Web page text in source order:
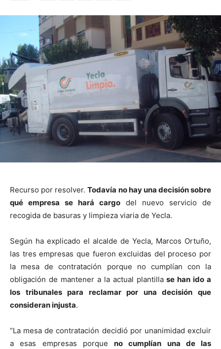
Recurso por resolver.Todavía no hay una decisión sobre
qué empresa se hará cargo del nuevo servicio de
recogida de basuras y limpieza viaria de Yecla.
Según ha explicado el alcalde de Yecla, Marcos Ortuño,
las tres empresas que fueron excluidas del proceso por
la mesa de contratación porque no cumplían con la
obligación de mantener a la actual plantilla se han ido a
los tribunales para reclamar por una decisión que
consideran injusta.
“La mesa de contratación decidió por unanimidad excluir
a esas empresas porque no cumplían una de las